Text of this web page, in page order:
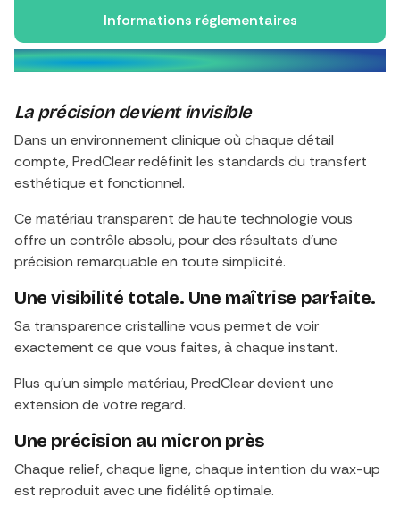
Informations réglementaires
PredClear
La précision devient invisible
Dans un environnement clinique où chaque détail
compte, PredClear redéfinit les standards du transfert
esthétique et fonctionnel.
Ce matériau transparent de haute technologie vous
offre un contrôle absolu, pour des résultats d’une
précision remarquable en toute simplicité.
Une visibilité totale. Une maîtrise parfaite.
Sa transparence cristalline vous permet de voir
exactement ce que vous faites, à chaque instant.
Plus qu’un simple matériau, PredClear devient une
extension de votre regard.
Une précision au micron près
Chaque relief, chaque ligne, chaque intention du wax-up
est reproduit avec une fidélité optimale.